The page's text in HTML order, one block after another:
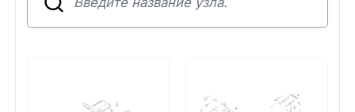
Топливная система
Трансмиссия